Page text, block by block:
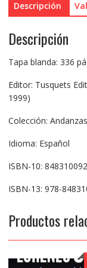
Descripción
Descripción
Tapa blanda: 336
Editor: Tusquets
1999)
Colección: Andanzas
Idioma: Español
ISBN-10:
ISBN-13: 978-
Productos